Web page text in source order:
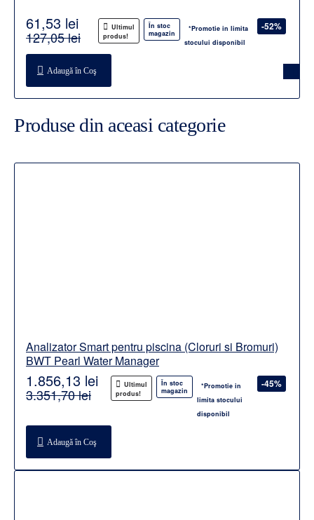
Ultimul
produs!
În stoc
magazin
*Promotie in limita
stocului disponibil
-52%
61,53 lei
127,05 lei
Adaugă în Coş
Produse din aceasi categorie
Analizator Smart pentru piscina (Cloruri si Bromuri)
BWT Pearl Water Manager
Ultimul
produs!
În stoc
magazin
*Promotie in
limita stocului
disponibil
-45%
1.856,13 lei
3.351,70 lei
Adaugă în Coş